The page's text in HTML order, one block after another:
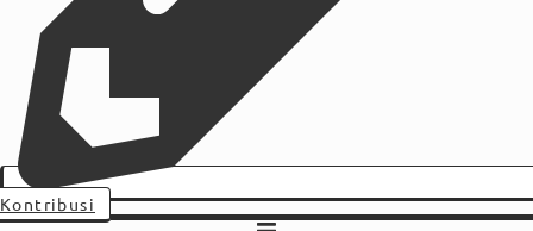
Kontribusi